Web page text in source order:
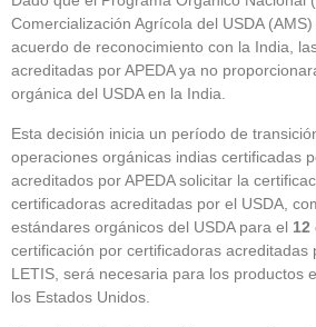
Comercialización Agrícola del USDA
acuerdo de reconocimiento con la India,
acreditadas por APEDA ya no
orgánica del USDA en la India.
Esta decisión inicia un período de
operaciones orgánicas indias certificadas
acreditados por APEDA solicitar la
certificadoras acreditadas por el USDA,
estándares orgánicos del USDA para el 12
certificación por certificadoras acreditadas
LETIS, será necesaria para los productos
los Estados Unidos.